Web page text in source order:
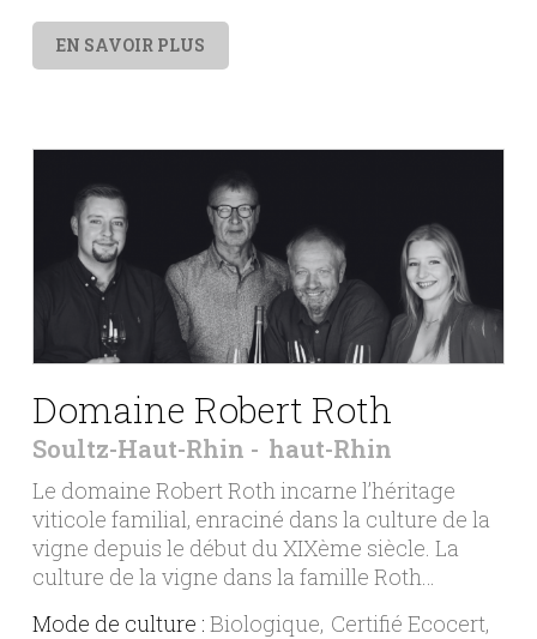
EN SAVOIR PLUS
Domaine Robert Roth
Soultz-Haut-Rhin haut-Rhin
Le domaine Robert Roth incarne l’héritage
viticole familial, enraciné dans la culture de la
vigne depuis le début du XIXème siècle. La
culture de la vigne dans la famille Roth…
Mode de culture : Biologique Certifié Ecocert